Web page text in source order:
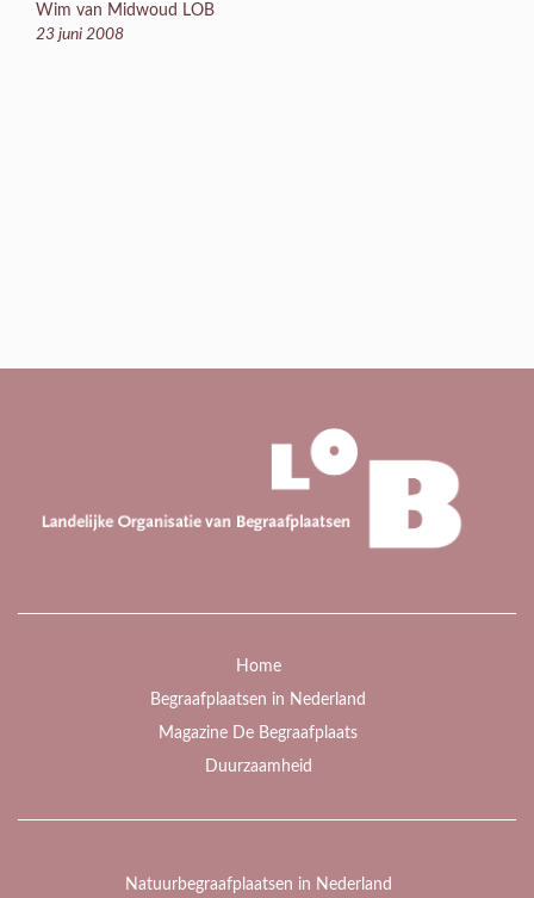
Wim van Midwoud LOB
23 juni 2008
Home
Begraafplaatsen in Nederland
Magazine De Begraafplaats
Duurzaamheid
Natuurbegraafplaatsen in Nederland